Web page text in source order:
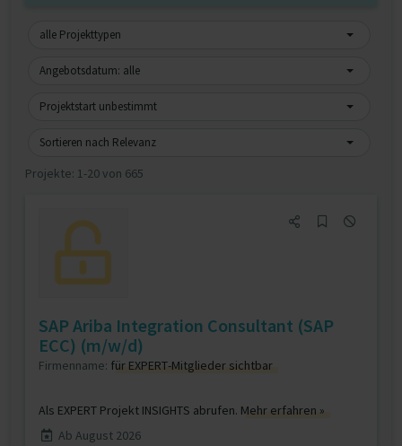
alle Projekttypen
Angebotsdatum: alle
Projektstart unbestimmt
Sortieren nach Relevanz
Projekte: 1-20 von 665
SAP Ariba Integration Consultant (SAP
ECC) (m/w/d)
Firmenname: für EXPERT-Mitglieder sichtbar
Als EXPERT Projekt INSIGHTS abrufen. Mehr erfahren »
Ab August 2026